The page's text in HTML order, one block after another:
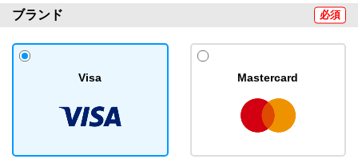
ブランド 必須
Visa Mastercard